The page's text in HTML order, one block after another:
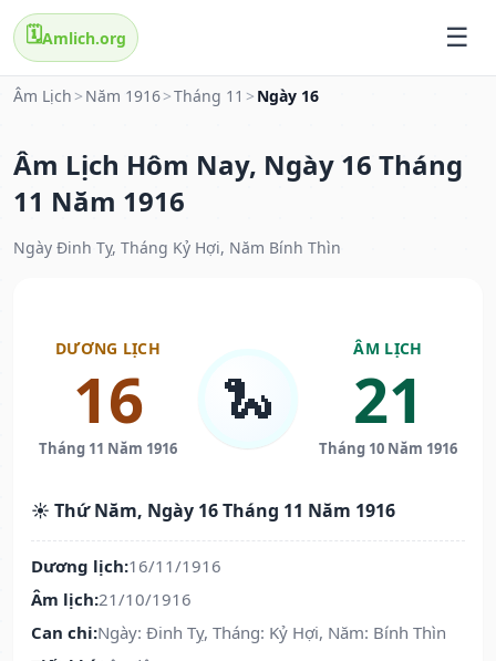
🗓️Amlich.org
Âm Lịch > Năm 1916>Tháng 11 > Ngày 16
Âm Lịch Hôm Nay, Ngày 16 Tháng
11 Năm 1916
Ngày Đinh Tỵ, Tháng Kỷ Hợi, Năm Bính Thìn
DƯƠNG LỊCH
16
Tháng 11 Năm 1916
🐍
ÂM LỊCH
21
Tháng 10 Năm 1916
☀️ Thứ Năm, Ngày 16 Tháng 11 Năm 1916
Dương lịch:16/11/1916
Âm lịch:21/10/1916
Can chi:Ngày: Đinh Tỵ, Tháng: Kỷ Hợi, Năm: Bính Thìn